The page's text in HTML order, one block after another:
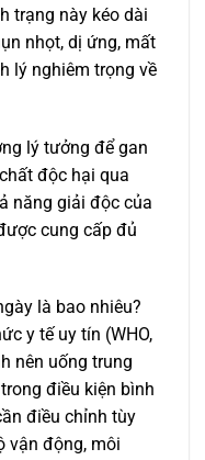
trạng này kéo dài
nhọt, dị ứng, mất
lý nghiêm trọng về
lý tưởng để gan
độc hại qua
năng giải độc của
cung cấp đủ
là bao nhiêu?
y tế uy tín (WHO,
nên uống trung
điều kiện bình
điều chỉnh tùy
vận động, môi